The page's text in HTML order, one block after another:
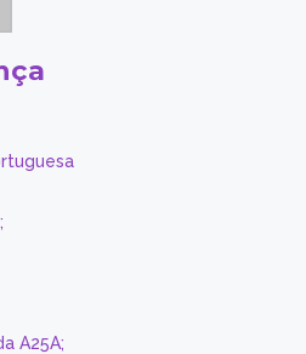
A25A;